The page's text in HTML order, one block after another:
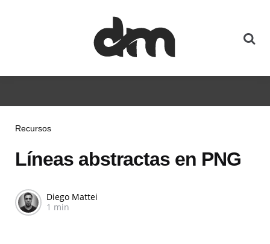
Recursos
Líneas abstractas en PNG
Diego Mattei
1 min